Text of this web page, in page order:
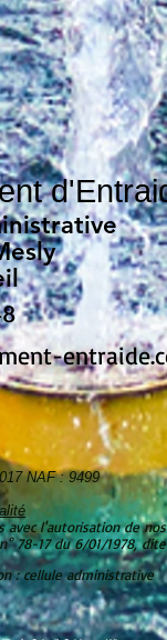
NAF : 9499
l'autorisation de
78-17 du 6/01/1978,
: cellule administrative